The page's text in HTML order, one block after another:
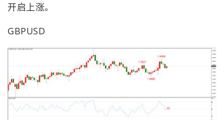
开启上涨。
GBPUSD